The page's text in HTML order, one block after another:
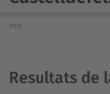
Inici
Resultats de